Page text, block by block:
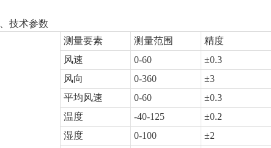
技术参数
测量要素 测量范围 精度
风速
0-60 ±0.3
风向
0-360 ±3
平均风速
0-60 ±0.3
温度
-40-125 ±0.2
湿度
0-100 ±2